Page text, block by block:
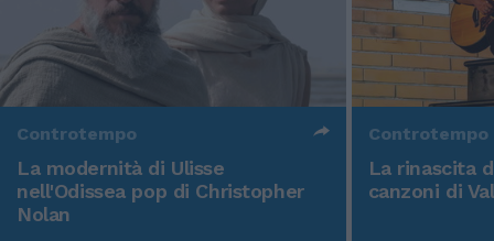
Controtempo
La modernità di Ulisse
nell'Odissea pop di Christopher
Nolan
Controtempo
La rinascita
canzoni di